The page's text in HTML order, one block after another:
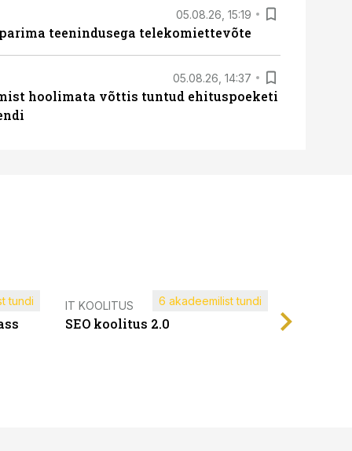
05.08.26, 15:19
teenindusega telekomiettevõte
05.08.26, 14:37
hoolimata võttis tuntud ehituspoeketi
tundi IT KOOLITUS
SEO koolitus 2.0
6 akadeemilist tundi